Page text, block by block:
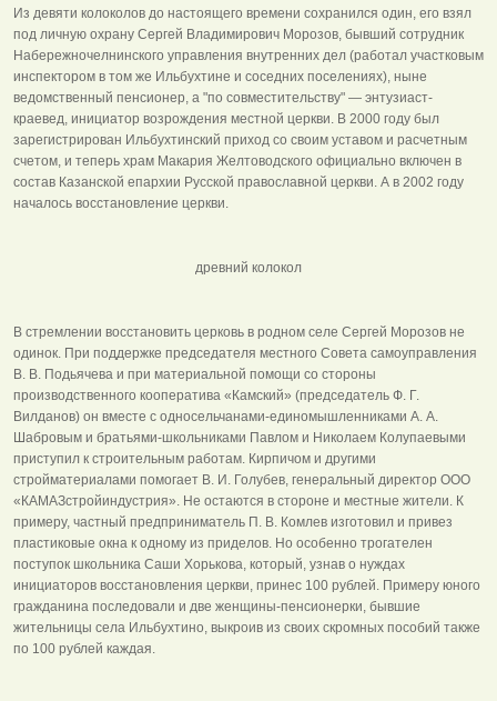
Из девяти колоколов до настоящего времени сохранился один, его взял
под личную охрану Сергей Владимирович Морозов, бывший сотрудник
Набережночелнинского управления внутренних дел (работал участковым
инспектором в том же Ильбухтине и соседних поселениях), ныне
ведомственный пенсионер, а "по совместительству" — энтузиаст-
краевед, инициатор возрождения местной церкви. В 2000 году был
зарегистрирован Ильбухтинский приход со своим уставом и расчетным
счетом, и теперь храм Макария Желтоводского официально включен в
состав Казанской епархии Русской православной церкви. А в 2002 году
началось восстановление церкви.
древний колокол
В стремлении восстановить церковь в родном селе Сергей Морозов не
одинок. При поддержке председателя местного Совета самоуправления
В. В. Подьячева и при материальной помощи со стороны
производственного кооператива «Камский» (председатель Ф. Г.
Вилданов) он вместе с односельчанами-единомышленниками А. А.
Шабровым и братьями-школьниками Павлом и Николаем Колупаевыми
приступил к строительным работам. Кирпичом и другими
стройматериалами помогает В. И. Голубев, генеральный директор ООО
«КАМАЗстройиндустрия». Не остаются в стороне и местные жители. К
примеру, частный предприниматель П. В. Комлев изготовил и привез
пластиковые окна к одному из приделов. Но особенно трогателен
поступок школьника Саши Хорькова, который, узнав о нуждах
инициаторов восстановления церкви, принес 100 рублей. Примеру юного
гражданина последовали и две женщины-пенсионерки, бывшие
жительницы села Ильбухтино, выкроив из своих скромных пособий также
по 100 рублей каждая.